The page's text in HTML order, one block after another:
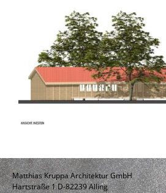
Matthias Kruppa Architektur GmbH
Hartstraße 1 D-82239 Alling